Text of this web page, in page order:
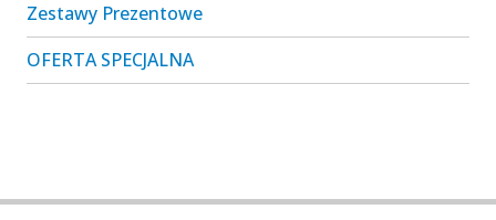
Zestawy Prezentowe
OFERTA SPECJALNA